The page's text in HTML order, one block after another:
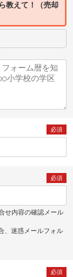
教えて！（売却
必須
必須
せ内容の確認メール
、迷惑メールフォル
必須